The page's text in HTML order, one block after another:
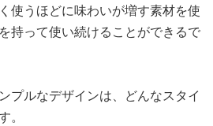
使うほどに味わいが増す素材を使
持って使い続けることができるで
プルなデザインは、どんなスタイ
。